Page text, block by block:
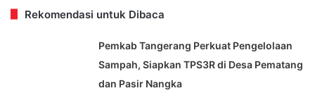
Rekomendasi untuk Dibaca
Pemkab Tangerang Perkuat Pengelolaan
Sampah, Siapkan TPS3R di Desa Pematang
dan Pasir Nangka